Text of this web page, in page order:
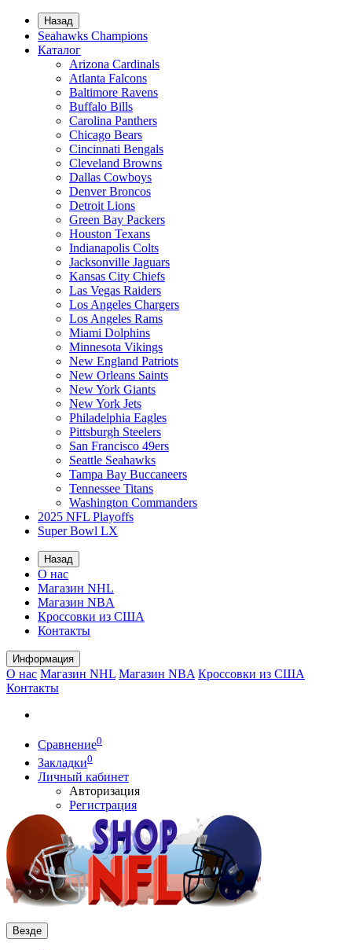
Назад
Seahawks Champions
Каталог
Arizona Cardinals
Atlanta Falcons
Baltimore Ravens
Buffalo Bills
Carolina Panthers
Chicago Bears
Cincinnati Bengals
Cleveland Browns
Dallas Cowboys
Denver Broncos
Detroit Lions
Green Bay Packers
Houston Texans
Indianapolis Colts
Jacksonville Jaguars
Kansas City Chiefs
Las Vegas Raiders
Los Angeles Chargers
Los Angeles Rams
Miami Dolphins
Minnesota Vikings
New England Patriots
New Orleans Saints
New York Giants
New York Jets
Philadelphia Eagles
Pittsburgh Steelers
San Francisco 49ers
Seattle Seahawks
Tampa Bay Buccaneers
Tennessee Titans
Washington Commanders
2025 NFL Playoffs
Super Bowl LX
Назад
О нас
Магазин NHL
Магазин NBA
Кроссовки из США
Контакты
Информация
О нас Магазин NHL Магазин NBA Кроссовки из США
Контакты
Сравнение0
Закладки0
Личный кабинет
Авторизация
Регистрация
Везде